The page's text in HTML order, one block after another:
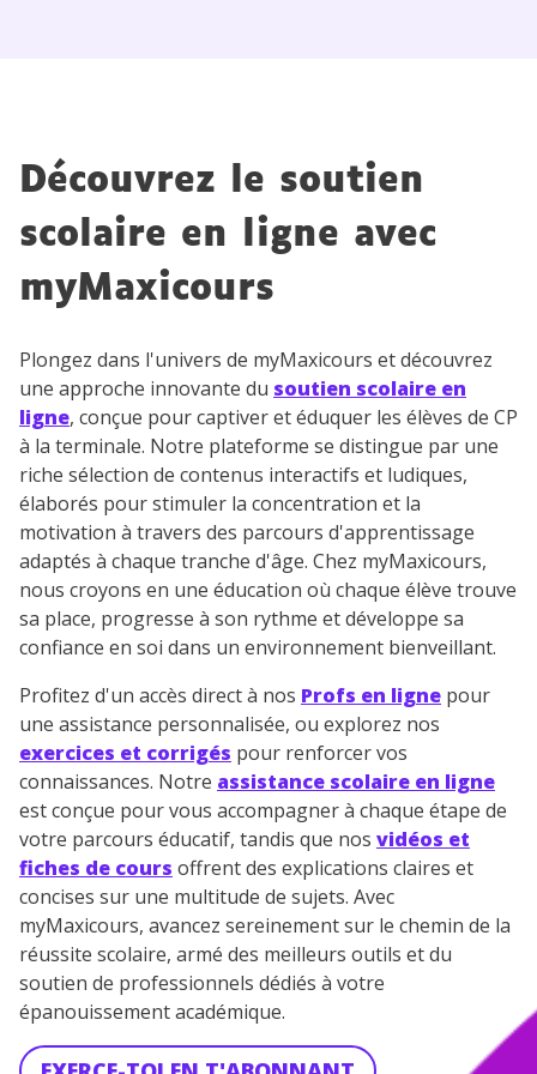
Découvrez le soutien
scolaire en ligne avec
myMaxicours
Plongez dans l'univers de myMaxicours et découvrez
une approche innovante du soutien scolaire en
ligne, conçue pour captiver et éduquer les élèves de CP
à la terminale. Notre plateforme se distingue par une
riche sélection de contenus interactifs et ludiques,
élaborés pour stimuler la concentration et la
motivation à travers des parcours d'apprentissage
adaptés à chaque tranche d'âge. Chez myMaxicours,
nous croyons en une éducation où chaque élève trouve
sa place, progresse à son rythme et développe sa
confiance en soi dans un environnement bienveillant.
Profitez d'un accès direct à nos Profs en ligne pour
une assistance personnalisée, ou explorez nos
exercices et corrigés pour renforcer vos
connaissances. Notre assistance scolaire en ligne
est conçue pour vous accompagner à chaque étape de
votre parcours éducatif, tandis que nos vidéos et
fiches de cours offrent des explications claires et
concises sur une multitude de sujets. Avec
myMaxicours, avancez sereinement sur le chemin de la
réussite scolaire, armé des meilleurs outils et du
soutien de professionnels dédiés à votre
épanouissement académique.